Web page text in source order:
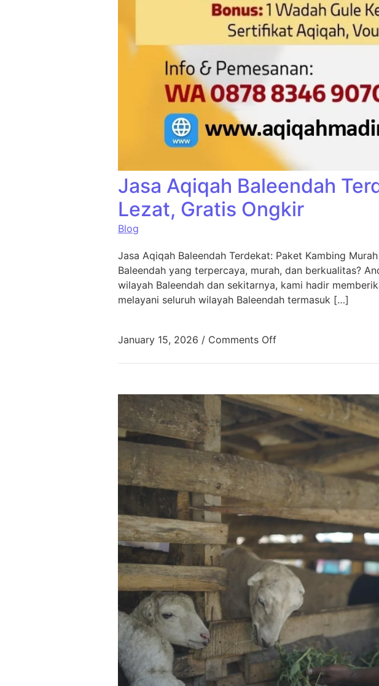
Jasa Aqiqah Baleendah
Lezat, Gratis Ongkir
Blog
Jasa Aqiqah Baleendah Terdekat: Paket Kambing
Baleendah yang terpercaya, murah, dan berkualitas?
wilayah Baleendah dan sekitarnya, kami hadir
melayani seluruh wilayah Baleendah termasuk […]
January 15, 2026 / Comments Off